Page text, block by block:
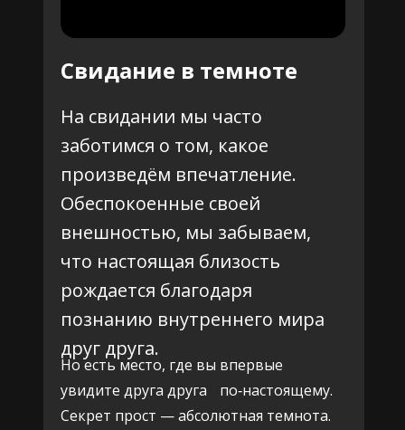
Свидание в темноте
На свидании мы часто
заботимся о том, какое
произведём впечатление.
Обеспокоенные своей
внешностью, мы забываем,
что настоящая близость
рождается благодаря
познанию внутреннего мира
друг друга.
Но есть место, где вы впервые
увидите друга друга по‑настоящему.
Секрет прост — абсолютная темнота.